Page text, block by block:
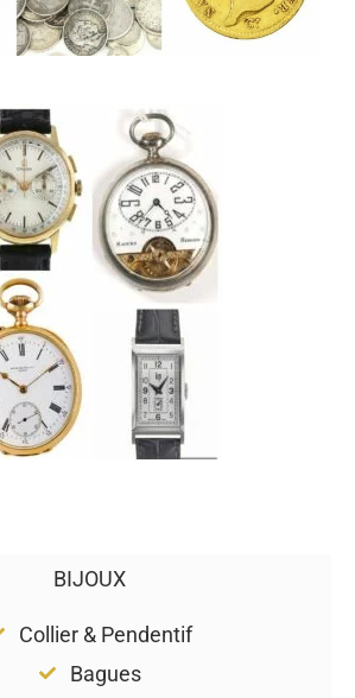
BIJOUX
Collier & Pendentif
Bagues